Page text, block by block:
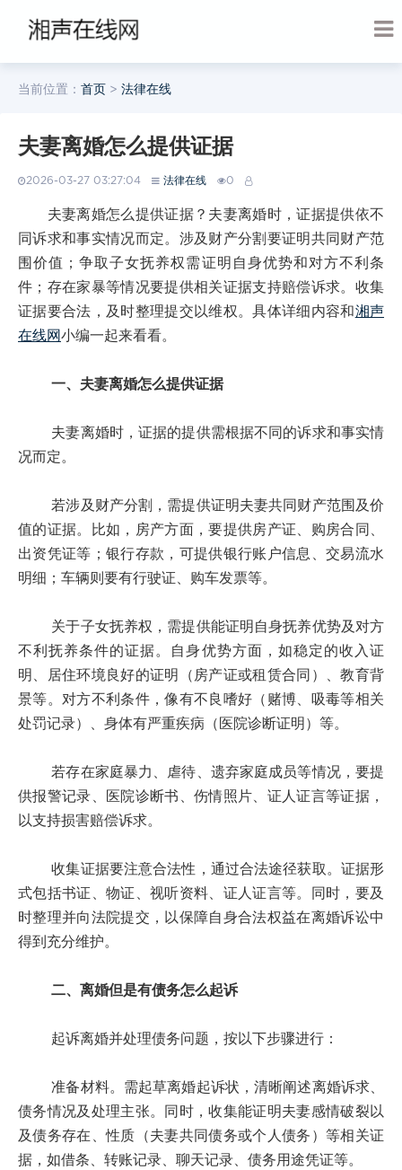
当前位置： 首页 > 法律在线
夫妻离婚怎么提供证据
2026-03-27 03:27:04 法律在线 0
夫妻离婚怎么提供证据？夫妻离婚时，证据提供依不
同诉求和事实情况而定。涉及财产分割要证明共同财产范
围价值；争取子女抚养权需证明自身优势和对方不利条
件；存在家暴等情况要提供相关证据支持赔偿诉求。收集
证据要合法，及时整理提交以维权。具体详细内容和湘声
在线网小编一起来看看。
一、夫妻离婚怎么提供证据
夫妻离婚时，证据的提供需根据不同的诉求和事实情
况而定。
若涉及财产分割，需提供证明夫妻共同财产范围及价
值的证据。比如，房产方面，要提供房产证、购房合同、
出资凭证等；银行存款，可提供银行账户信息、交易流水
明细；车辆则要有行驶证、购车发票等。
关于子女抚养权，需提供能证明自身抚养优势及对方
不利抚养条件的证据。自身优势方面，如稳定的收入证
明、居住环境良好的证明（房产证或租赁合同）、教育背
景等。对方不利条件，像有不良嗜好（赌博、吸毒等相关
处罚记录）、身体有严重疾病（医院诊断证明）等。
若存在家庭暴力、虐待、遗弃家庭成员等情况，要提
供报警记录、医院诊断书、伤情照片、证人证言等证据，
以支持损害赔偿诉求。
收集证据要注意合法性，通过合法途径获取。证据形
式包括书证、物证、视听资料、证人证言等。同时，要及
时整理并向法院提交，以保障自身合法权益在离婚诉讼中
得到充分维护。
二、离婚但是有债务怎么起诉
起诉离婚并处理债务问题，按以下步骤进行：
准备材料。需起草离婚起诉状，清晰阐述离婚诉求、
债务情况及处理主张。同时，收集能证明夫妻感情破裂以
及债务存在、性质（夫妻共同债务或个人债务）等相关证
据，如借条、转账记录、聊天记录、债务用途凭证等。